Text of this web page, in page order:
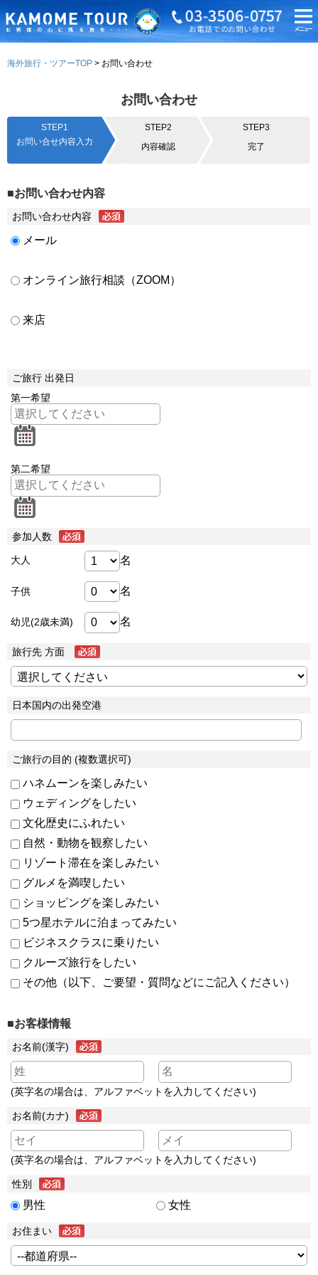
海外旅行・ツアーTOP お問い合わせ
お問い合わせ
STEP1
お問い合せ内容入力
STEP2
内容確認
STEP3
完了
■お問い合わせ内容
お問い合わせ内容
メール
オンライン旅行相談（ZOOM）
来店
ご旅行 出発日
第一希望
第二希望
参加人数
大人 名
子供 名
幼児(2歳未満) 名
旅行先 方面
日本国内の出発空港
ご旅行の目的 (複数選択可)
ハネムーンを楽しみたい
ウェディングをしたい
文化歴史にふれたい
自然・動物を観察したい
リゾート滞在を楽しみたい
グルメを満喫したい
ショッピングを楽しみたい
5つ星ホテルに泊まってみたい
ビジネスクラスに乗りたい
クルーズ旅行をしたい
その他（以下、ご要望・質問などにご記入ください）
■お客様情報
お名前(漢字)
(英字名の場合は、アルファベットを入力してください)
お名前(カナ)
(英字名の場合は、アルファベットを入力してください)
性別
男性 女性
お住まい